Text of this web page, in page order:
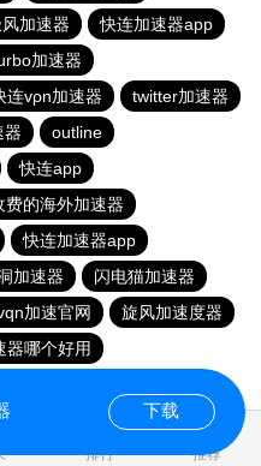
加速器
快连加速器app
加速器
连vρn加速器
twitter加速器
器
outline
快连app
费的海外加速器
快连加速器app
加速器
闪电猫加速器
加速官网
旋风加速度器
器哪个好用
排行 推荐
下载
0.019310s